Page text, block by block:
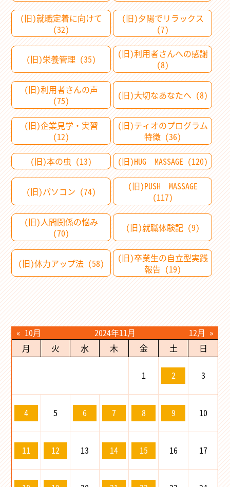
(旧)就職定着に向けて
(32)
(旧)夕陽でリラックス
(7)
(旧)栄養管理 (35)
(旧)利用者さんへの感謝
(8)
(旧)利用者さんの声
(75)
(旧)大切なあなたへ (8)
(旧)企業見学・実習
(12)
(旧)ティオのプログラム
特徴 (36)
(旧)本の虫 (13)
(旧)HUG MASSAGE (120)
(旧)パソコン (74)
(旧)PUSH MASSAGE
(117)
(旧)人間関係の悩み
(70)
(旧)就職体験記 (9)
(旧)体力アップ法 (58)
(旧)卒業生の自立型実践
報告 (19)
2024年11月
月
火 水 木 金 土 日
1 2 3
4 5 6 7 8 9 10
11 12 13 14 15 16 17
« 10月 12月 »